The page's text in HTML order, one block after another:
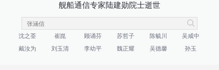
舰船通信专家陆建勋院士逝世
沈之荃 崔崑 顾诵芬 苏哲子 陈毓川
吴咸中
戴汝为
刘玉清 李幼平 魏正耀 吴德馨 孙玉